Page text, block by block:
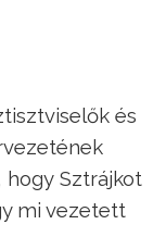
és
Sztrájkot
mi vezetett